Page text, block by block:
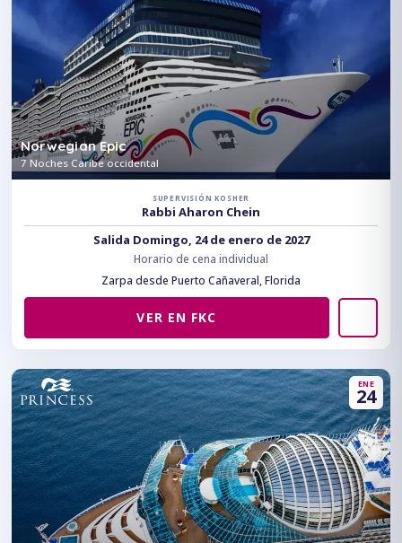
Norwegian Epic
7 Noches Caribe occidental
SUPERVISIÓN KOSHER
Rabbi Aharon Chein
Salida Domingo, 24 de enero de 2027
Horario de cena individual
Zarpa desde Puerto Cañaveral, Florida
VER EN FKC
ENE
24